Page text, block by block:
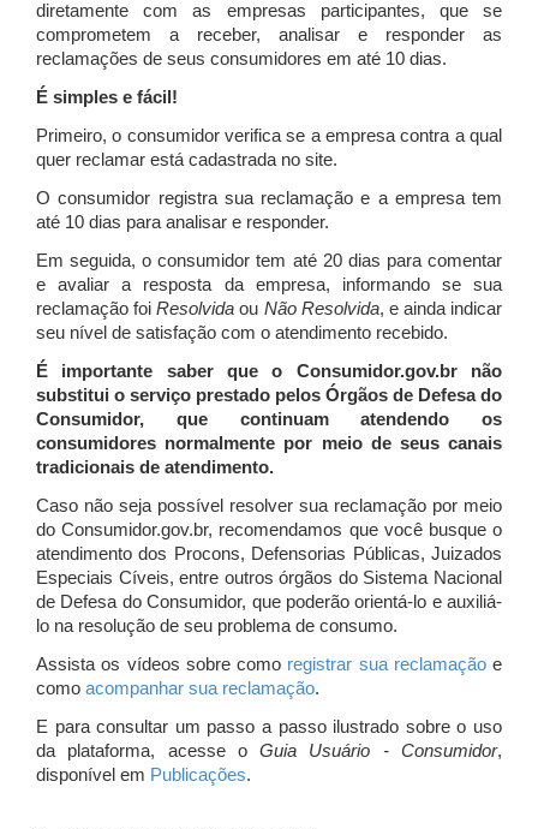
diretamente com as empresas participantes, que se
comprometem a receber, analisar e responder as
reclamações de seus consumidores em até 10 dias.
É simples e fácil!
Primeiro, o consumidor verifica se a empresa contra a qual
quer reclamar está cadastrada no site.
O consumidor registra sua reclamação e a empresa tem
até 10 dias para analisar e responder.
Em seguida, o consumidor tem até 20 dias para comentar
e avaliar a resposta da empresa, informando se sua
reclamação foiResolvida ou Não Resolvida, e ainda indicar
seu nível de satisfação com o atendimento recebido.
É importante saber que o Consumidor.gov.br não
substitui o serviço prestado pelos Órgãos de Defesa do
Consumidor, que continuam atendendo os
consumidores normalmente por meio de seus canais
tradicionais de atendimento.
Caso não seja possível resolver sua reclamação por meio
do Consumidor.gov.br, recomendamos que você busque o
atendimento dos Procons, Defensorias Públicas, Juizados
Especiais Cíveis, entre outros órgãos do Sistema Nacional
de Defesa do Consumidor, que poderão orientá-lo e auxiliá-
lo na resolução de seu problema de consumo.
Assista os vídeos sobre como registrar sua reclamaçãoe
como acompanhar sua reclamação.
E para consultar um passo a passo ilustrado sobre o uso
da plataforma, acesse oGuia Usuário - Consumidor,
disponível em Publicações.